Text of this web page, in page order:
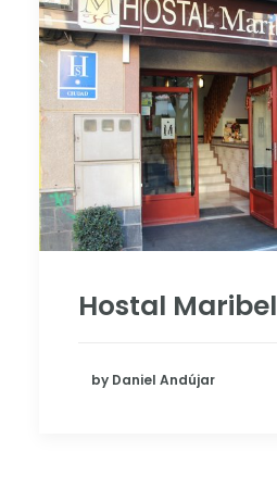
Hostal Maribel
by Daniel Andújar